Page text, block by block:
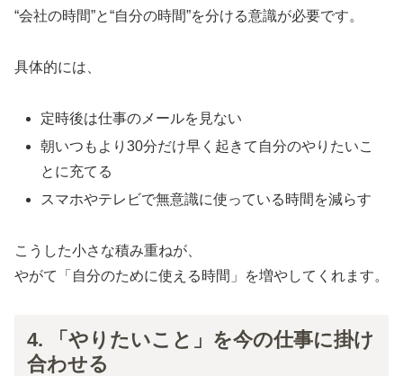
“会社の時間”と“自分の時間”を分ける意識が必要です。
具体的には、
定時後は仕事のメールを見ない
朝いつもより30分だけ早く起きて自分のやりたいこ
とに充てる
スマホやテレビで無意識に使っている時間を減らす
こうした小さな積み重ねが、
やがて「自分のために使える時間」を増やしてくれます。
4. 「やりたいこと」を今の仕事に掛け
合わせる